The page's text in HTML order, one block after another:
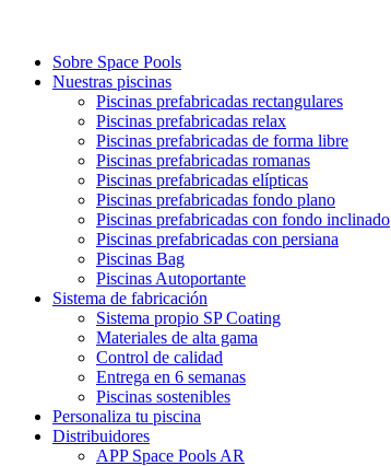
Sobre Space Pools
Nuestras piscinas
Piscinas prefabricadas rectangulares
Piscinas prefabricadas relax
Piscinas prefabricadas de forma libre
Piscinas prefabricadas romanas
Piscinas prefabricadas elípticas
Piscinas prefabricadas fondo plano
Piscinas prefabricadas con fondo inclinado
Piscinas prefabricadas con persiana
Piscinas Bag
Piscinas Autoportante
Sistema de fabricación
Sistema propio SP Coating
Materiales de alta gama
Control de calidad
Entrega en 6 semanas
Piscinas sostenibles
Personaliza tu piscina
Distribuidores
APP Space Pools AR